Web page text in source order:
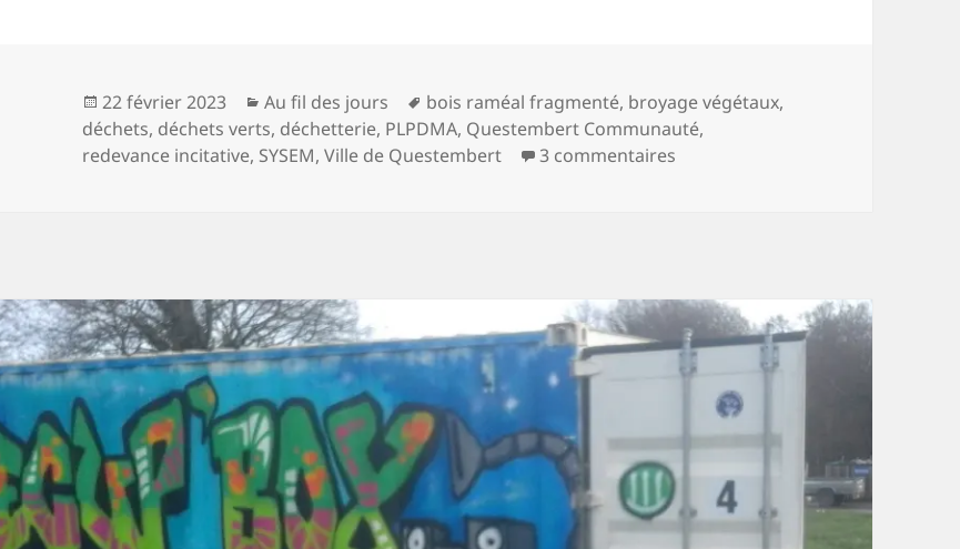
Publié
le
22 février 2023 Catégories
Au fil des jours
Mots-
clés
bois raméal fragmenté, broyage végétaux,
déchets, déchets verts, déchetterie, PLPDMA, Questembert Communauté,
redevance incitative, SYSEM,Ville de Questembert 3 commentaires